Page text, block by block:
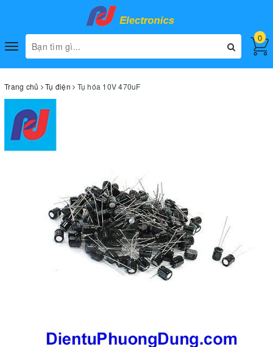
Toggle
navigation
0
Trang chủ Tụ điện Tụ hóa 10V 470uF